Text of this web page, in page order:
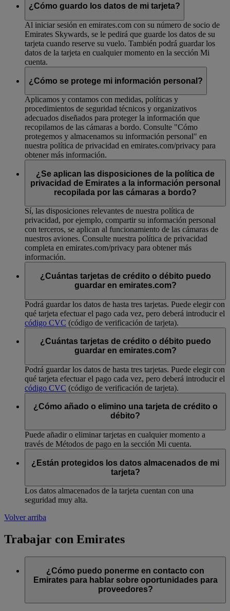
¿Cómo guardo los datos de mi tarjeta?
Al iniciar sesión en emirates.com con su número de socio de
Emirates Skywards, se le pedirá que guarde los datos de su
tarjeta cuando reserve su vuelo. También podrá guardar los
datos de la tarjeta en cualquier momento en la sección Mi
cuenta.
¿Cómo se protege mi información personal?
Aplicamos y contamos con medidas, políticas y
procedimientos de seguridad técnicos y organizativos
adecuados diseñados para proteger la información que
recopilamos de las cámaras a bordo. Consulte "Cómo
protegemos y almacenamos su información personal" en
nuestra política de privacidad en emirates.com/privacy para
obtener más información.
¿Se aplican las disposiciones de la política de
privacidad de Emirates a la información personal
recopilada por las cámaras a bordo?
Sí, las disposiciones relevantes de nuestra política de
privacidad, por ejemplo, compartir su información personal
con terceros, se aplican al funcionamiento de las cámaras de
nuestros aviones. Consulte nuestra política de privacidad
completa en emirates.com/privacy para obtener más
información.
¿Cuántas tarjetas de crédito o débito puedo
guardar en emirates.com?
Podrá guardar los datos de hasta tres tarjetas. Puede elegir con
qué tarjeta efectuar el pago cada vez, pero deberá introducir el
código CVC (código de verificación de tarjeta).
¿Cuántas tarjetas de crédito o débito puedo
guardar en emirates.com?
Podrá guardar los datos de hasta tres tarjetas. Puede elegir con
qué tarjeta efectuar el pago cada vez, pero deberá introducir el
código CVC (código de verificación de tarjeta).
¿Cómo añado o elimino una tarjeta de crédito o
débito?
Puede añadir o eliminar tarjetas en cualquier momento a
través de Métodos de pago en la sección Mi cuenta.
¿Están protegidos los datos almacenados de mi
tarjeta?
Los datos almacenados de la tarjeta cuentan con una
seguridad muy alta.
Volver arriba
Trabajar con Emirates
¿Cómo puedo ponerme en contacto con
Emirates para hablar sobre oportunidades para
proveedores?